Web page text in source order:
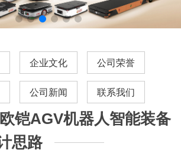
企业文化 公司荣誉
公司新闻 联系我们
欧铠AGV机器人智能装备
思路